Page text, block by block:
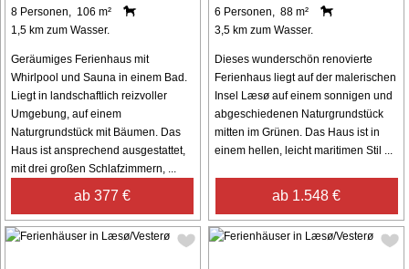
8 Personen, 106 m²
1,5 km zum Wasser.
Geräumiges Ferienhaus mit
Whirlpool und Sauna in einem Bad.
Liegt in landschaftlich reizvoller
Umgebung, auf einem
Naturgrundstück mit Bäumen. Das
Haus ist ansprechend ausgestattet,
mit drei großen Schlafzimmern, ...
ab 377 €
6 Personen, 88 m²
3,5 km zum Wasser.
Dieses wunderschön renovierte
Ferienhaus liegt auf der malerischen
Insel Læsø auf einem sonnigen und
abgeschiedenen Naturgrundstück
mitten im Grünen. Das Haus ist in
einem hellen, leicht maritimen Stil ...
ab 1.548 €